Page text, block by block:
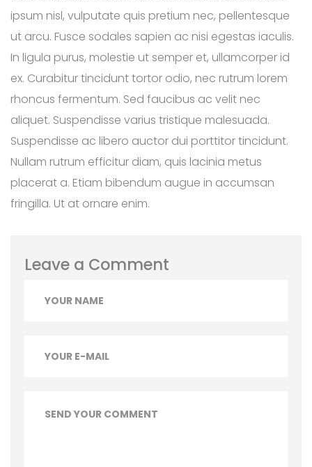
ipsum nisl, vulputate quis pretium nec, pellentesque
ut arcu. Fusce sodales sapien ac nisi egestas iaculis.
In ligula purus, molestie ut semper et, ullamcorper id
ex. Curabitur tincidunt tortor odio, nec rutrum lorem
rhoncus fermentum. Sed faucibus ac velit nec
aliquet. Suspendisse varius tristique malesuada.
Suspendisse ac libero auctor dui porttitor tincidunt.
Nullam rutrum efficitur diam, quis lacinia metus
placerat a. Etiam bibendum augue in accumsan
fringilla. Ut at ornare enim.
Leave a Comment